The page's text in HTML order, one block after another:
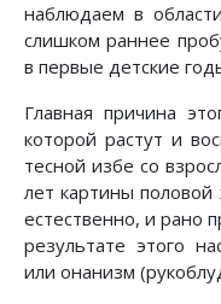
наблюдаем в
слишком раннее
в первые детские
Главная причина
которой растут и
тесной избе со
лет картины
естественно, и рано
результате этого
или онанизм